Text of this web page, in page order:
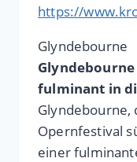
https://
Glyndebourne
fulminant in
Glyndebourne,
Opernfestival
einer